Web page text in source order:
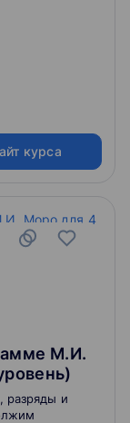
курса
М.И.
разряды и